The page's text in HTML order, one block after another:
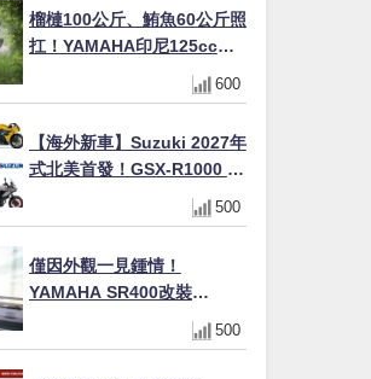
榴槤100公斤、鮪魚60公斤照
扛！YAMAHA印尼125cc速
克達Gear Ultima 2740公里
耐操實測
600
【海外新車】Suzuki 2027年
式北美首發！GSX-R1000 40
週年紀念×SV-7GX新款跨界
車×RM-Z450 Ken Roczen
500
僅因外觀一見鍾情！
YAMAHA SR400改裝
Tracker風格｜ 女車主的機車
人生蛻變記
500